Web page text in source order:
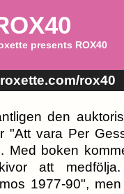
presents ROX40
rox40
den
"Att vara Per
Med boken
att
1977-90",